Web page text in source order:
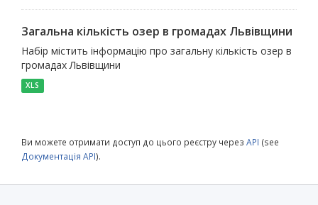
Загальна кількість озер в громадах Львівщини
Набір містить інформацію про загальну кількість озер в
громадах Львівщини
XLS
Ви можете отримати доступ до цього реєстру через API (see
Документація API).